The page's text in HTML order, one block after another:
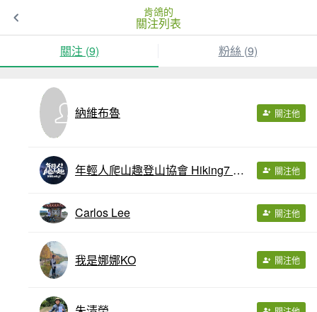
肯鴿的
關注列表
關注 (9) 粉絲 (9)
納維布魯 關注他
年輕人爬山趣登山協會 Hiking7 Association 關注他
Carlos Lee 關注他
我是娜娜KO 關注他